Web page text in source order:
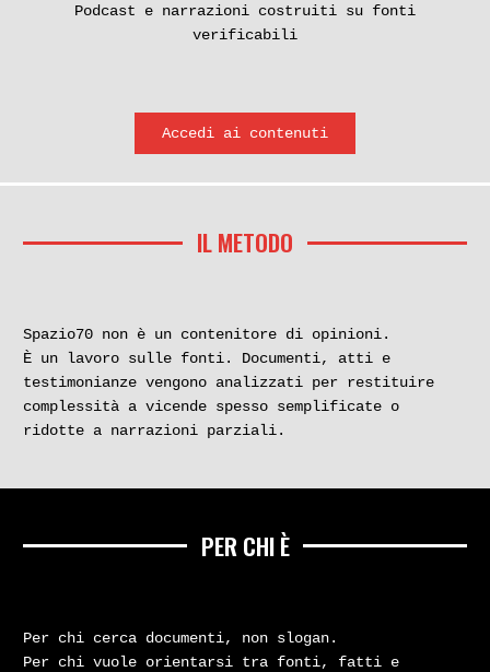
Podcast e narrazioni costruiti su fonti
verificabili
Accedi ai contenuti
IL METODO
Spazio70 non è un contenitore di opinioni.
È un lavoro sulle fonti. Documenti, atti e
testimonianze vengono analizzati per restituire
complessità a vicende spesso semplificate o
ridotte a narrazioni parziali.
PER CHI È
Per chi cerca documenti, non slogan.
Per chi vuole orientarsi tra fonti, fatti e